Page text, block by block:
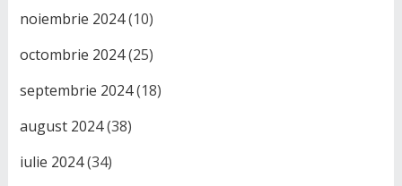
noiembrie 2024(10)
octombrie 2024(25)
septembrie 2024(18)
august 2024(38)
iulie 2024(34)